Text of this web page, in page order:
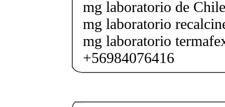
mg laboratorio de
mg laboratorio
mg laboratorio
+56984076416